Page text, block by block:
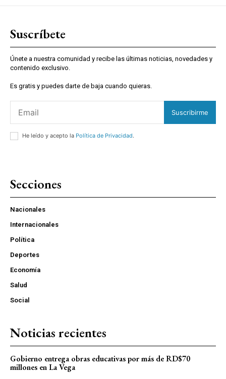
Suscríbete
Únete a nuestra comunidad y recibe las últimas noticias, novedades y
contenido exclusivo.
Es gratis y puedes darte de baja cuando quieras.
Suscribirme
He leído y acepto la Política de Privacidad.
Secciones
Nacionales
Internacionales
Política
Deportes
Economía
Salud
Social
Noticias recientes
Gobierno entrega obras educativas por más de RD$70
millones en La Vega